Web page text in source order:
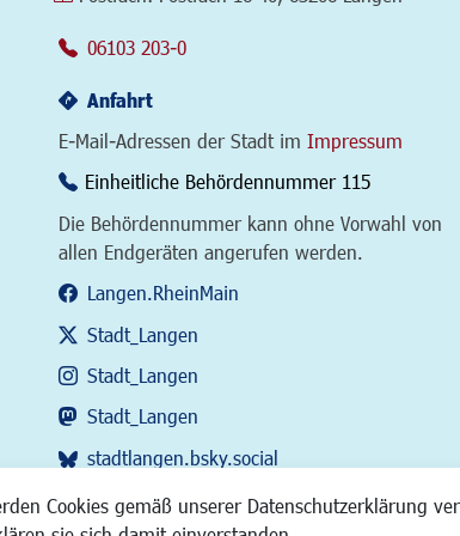
Cookies gemäß unserer Datenschutzerklärung
06103 203-0
Anfahrt
E-Mail-Adressen der Stadt im Impressum
Einheitliche Behördennummer 115
Die Behördennummer kann ohne Vorwahl von
allen Endgeräten angerufen werden.
Langen.RheinMain
Stadt_Langen
Stadt_Langen
Stadt_Langen
stadtlangen.bsky.social
RSS-Feed